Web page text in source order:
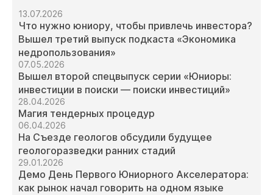
13.07.2026
Что нужно юниору, чтобы привлечь инвестора?
Вышел третий выпуск подкаста «Экономика
недропользования»
07.05.2026
Вышел второй спецвыпуск серии «Юниоры:
инвестиции в поиски — поиски инвестиций»
28.04.2026
Магия тендерных процедур
06.04.2026
На Съезде геологов обсудили будущее
геологоразведки ранних стадий
29.01.2026
Демо День Первого Юниорного Акселератора:
как рынок начал говорить на одном языке